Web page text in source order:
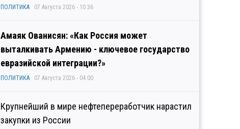
ПОЛИТИКА 07 Августа 2026 - 10:36
Амаяк Ованисян: «Как Россия может
выталкивать Армению - ключевое государство
евразийской интеграции?»
ПОЛИТИКА 07 Августа 2026 - 04:00
Крупнейший в мире нефтепереработчик нарастил
закупки из России